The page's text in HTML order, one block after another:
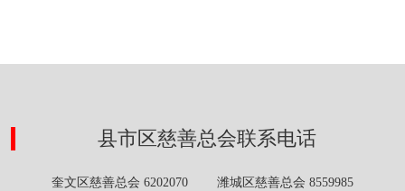
县市区慈善总会联系电话
奎文区慈善总会 6202070 潍城区慈善总会 8559985